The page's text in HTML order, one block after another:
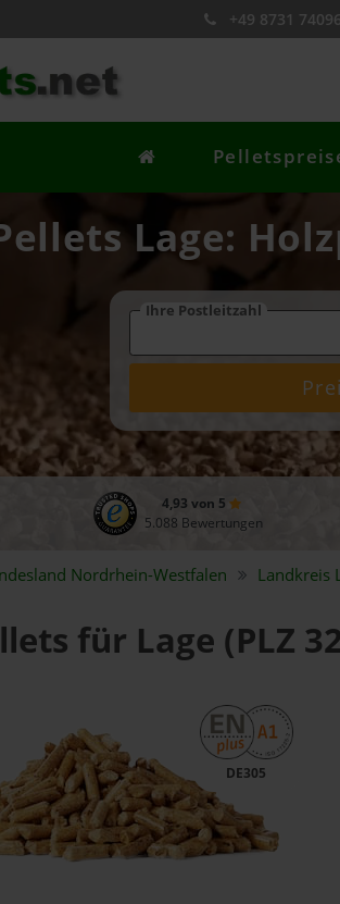
+49 8731
Lage:
Ihre Postleitzahl
4,93 von 5
5.088 Bewertungen
Nordrhein-Westfalen Landkreis
für Lage (PLZ
DE305